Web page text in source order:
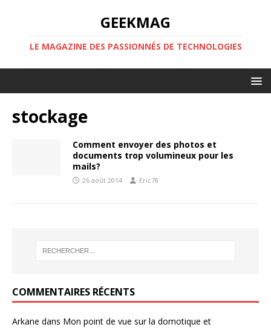
GEEKMAG
LE MAGAZINE DES PASSIONNÉS DE TECHNOLOGIES
stockage
Comment envoyer des photos et
documents trop volumineux pour les
mails?
26 août 2014 Eric78
COMMENTAIRES RÉCENTS
Arkane dans Mon point de vue sur la domotique et